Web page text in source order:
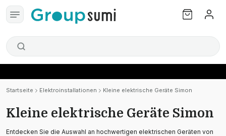
Startseite Elektroinstallationen Kleine elektrische Geräte Simon
Kleine elektrische Geräte Simon
Entdecken Sie die Auswahl an hochwertigen elektrischen Geräten von